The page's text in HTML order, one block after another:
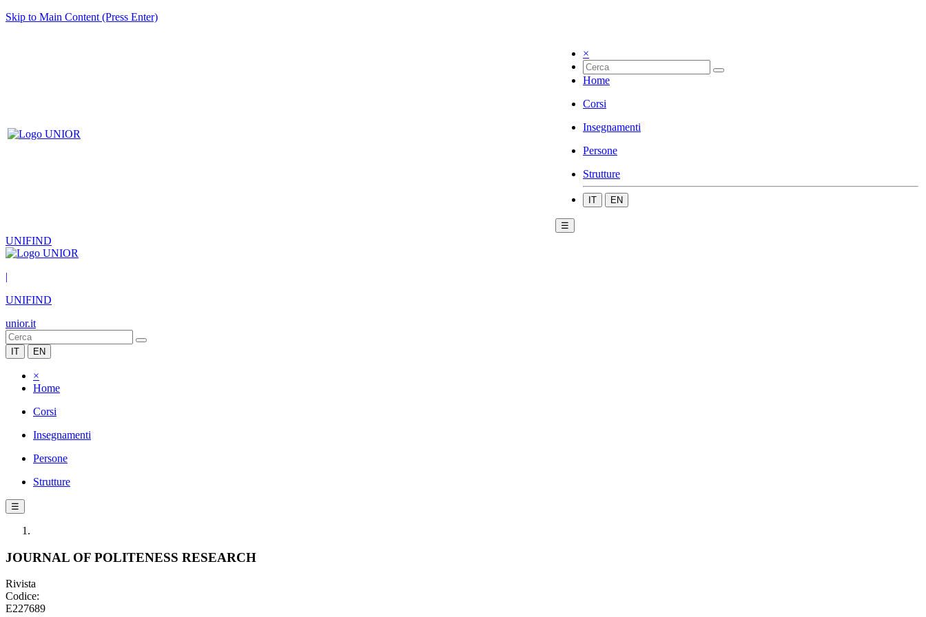
Skip to Main Content (Press Enter)
×
Home
Corsi
Insegnamenti
Persone
Strutture
IT EN
☰
UNIFIND
|
UNIFIND
unior.it
IT EN
×
Home
Corsi
Insegnamenti
Persone
Strutture
☰
JOURNAL OF POLITENESS RESEARCH
Rivista
Codice:
E227689